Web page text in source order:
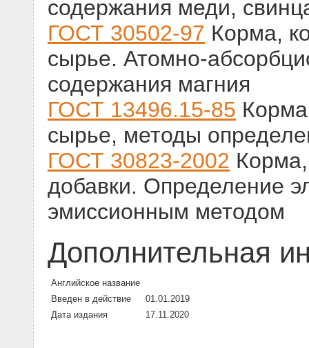
содержания меди,
ГОСТ 30502-97 Корма,
сырье. Атомно-
содержания магния
ГОСТ 13496.15-85
сырье, методы
ГОСТ 30823-2002
добавки. Определение
эмиссионным методом
Дополнительная
Английское название
Введен в действие
01.01.2019
Дата издания
17.11.2020